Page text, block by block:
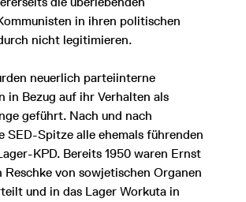
in ihren politischen
nicht legitimieren.
neuerlich parteiinterne
in Bezug auf ihr Verhalten als
geführt. Nach und nach
SED-Spitze alle ehemals führenden
KPD. Bereits 1950 waren Ernst
Reschke von sowjetischen Organen
und in das Lager Workuta in